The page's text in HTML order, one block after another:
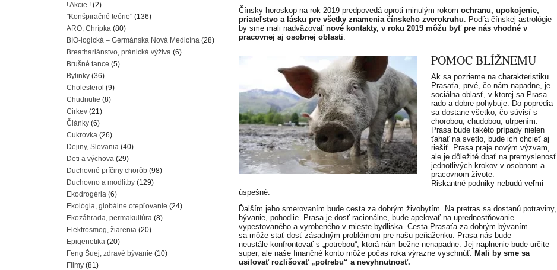
Čínsky horoskop na rok 2019 predpovedá oproti minulým rokom ochranu, upokojenie,
priateľstvo a lásku pre všetky znamenia čínskeho zverokruhu. Podľa čínskej astrológie
by sme mali nadväzovať nové kontakty, v roku 2019 môžu byť pre nás vhodné v
pracovnej aj osobnej oblasti.
POMOC BLÍŽNEMU
Ak sa pozrieme na charakteristiku
Prasaťa, prvé, čo nám napadne, je
sociálna oblasť, v ktorej sa Prasa
rado a dobre pohybuje. Do popredia
sa dostane všetko, čo súvisí s
chorobou, chudobou, utrpením.
Prasa bude takéto prípady nielen
ťahať na svetlo, bude ich chcieť aj
riešiť. Prasa praje novým výzvam,
ale je dôležité dbať na premyslenosť
jednotlivých krokov v osobnom a
pracovnom živote.
Riskantné podniky nebudú veľmi
úspešné.
Ďalším jeho smerovaním bude cesta za dobrým živobytím. Na pretras sa dostanú potraviny,
bývanie, pohodlie. Prasa je dosť racionálne, bude apelovať na uprednostňovanie
vypestovaného a vyrobeného v mieste bydliska. Cesta Prasaťa za dobrým bývaním
sa môže stať dosť zásadným problémom pre našu peňaženku. Prasa nás bude
neustále konfrontovať s „potrebou“, ktorá nám bežne nenapadne. Jej naplnenie bude určite
super, ale naše finančné konto môže počas roka výrazne vyschnúť. Mali by sme sa
usilovať rozlišovať „potrebu“ a nevyhnutnosť.
! Akcie ! (2)
"Konšpiračné teórie" (136)
ARO, Chrípka (80)
BIO-logická – Germánska Nová Medicína (28)
Breathariánstvo, pránická výživa (6)
Brušné tance (5)
Bylinky (36)
Cholesterol (9)
Chudnutie (8)
Cirkev (21)
Články (6)
Cukrovka (26)
Dejiny, Slovania (40)
Deti a výchova (29)
Duchovné príčiny chorôb (98)
Duchovno a modlitby (129)
Ekodrogéria (6)
Ekológia, globálne otepľovanie (24)
Ekozáhrada, permakultúra (8)
Elektrosmog, žiarenia (20)
Epigenetika (20)
Feng Šuej, zdravé bývanie (10)
Filmy (81)